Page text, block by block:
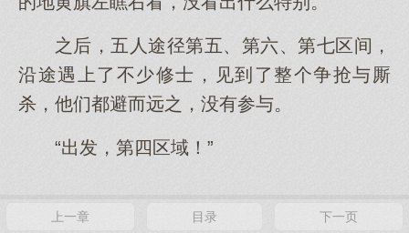
之后，五人途径第五、第六、第七区间，
沿途遇上了不少修士，见到了整个争抢与厮
杀，他们都避而远之，没有参与。
“出发，第四区域！”
上一章 目录 下一页